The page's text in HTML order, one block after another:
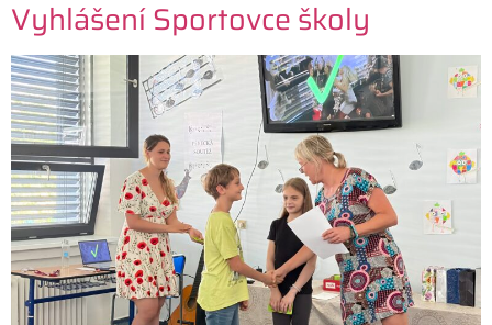
Vyhlášení Sportovce školy